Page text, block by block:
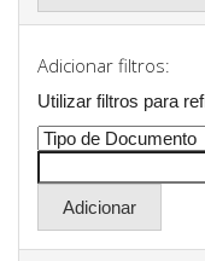
Adicionar filtros:
Utilizar filtros para